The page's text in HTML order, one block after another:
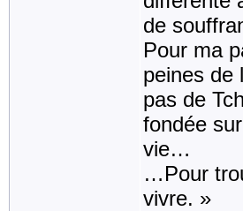
de
Pour ma
peines de
pas de
fondée
vie…
…Pour
vivre. »